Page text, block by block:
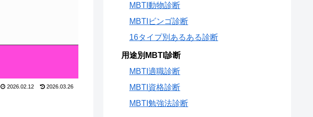
2026.02.12 2026.03.26
MBTI動物診断
MBTIビンゴ診断
16タイプ別あるある診断
用途別MBTI診断
MBTI適職診断
MBTI資格診断
MBTI勉強法診断